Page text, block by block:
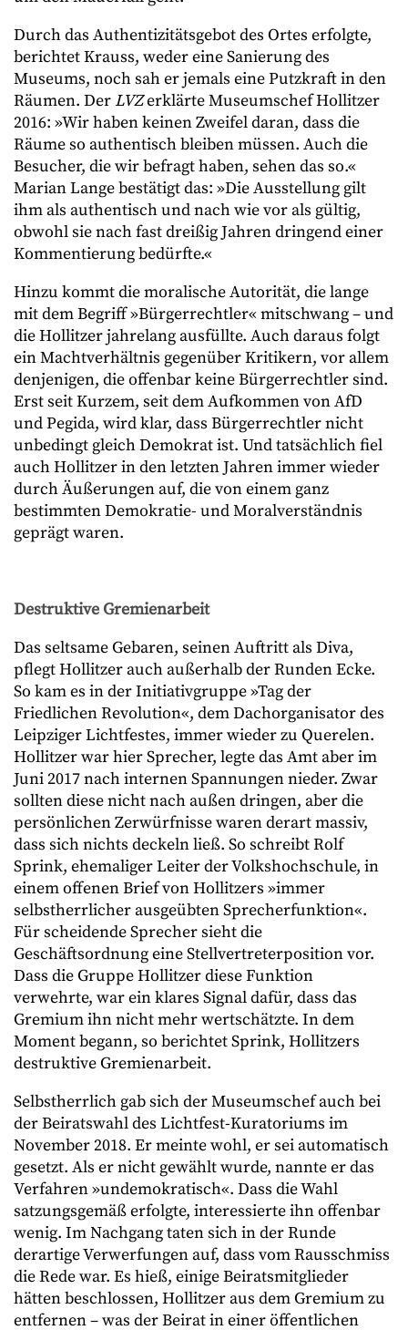
Durch das Authentizitätsgebot des Ortes erfolgte,
berichtet Krauss, weder eine Sanierung des
Museums, noch sah er jemals eine Putzkraft in den
Räumen. Der LVZerklärte Museumschef Hollitzer
2016: »Wir haben keinen Zweifel daran, dass die
Räume so authentisch bleiben müssen. Auch die
Besucher, die wir befragt haben, sehen das so.«
Marian Lange bestätigt das: »Die Ausstellung gilt
ihm als authentisch und nach wie vor als gültig,
obwohl sie nach fast dreißig Jahren dringend einer
Kommentierung bedürfte.«
Hinzu kommt die moralische Autorität, die lange
mit dem Begriff »Bürgerrechtler« mitschwang – und
die Hollitzer jahrelang ausfüllte. Auch daraus folgt
ein Machtverhältnis gegenüber Kritikern, vor allem
denjenigen, die offenbar keine Bürgerrechtler sind.
Erst seit Kurzem, seit dem Aufkommen von AfD
und Pegida, wird klar, dass Bürgerrechtler nicht
unbedingt gleich Demokrat ist. Und tatsächlich fiel
auch Hollitzer in den letzten Jahren immer wieder
durch Äußerungen auf, die von einem ganz
bestimmten Demokratie- und Moralverständnis
geprägt waren.
Destruktive Gremienarbeit
Das seltsame Gebaren, seinen Auftritt als Diva,
pflegt Hollitzer auch außerhalb der Runden Ecke.
So kam es in der Initiativgruppe »Tag der
Friedlichen Revolution«, dem Dachorganisator des
Leipziger Lichtfestes, immer wieder zu Querelen.
Hollitzer war hier Sprecher, legte das Amt aber im
Juni 2017 nach internen Spannungen nieder. Zwar
sollten diese nicht nach außen dringen, aber die
persönlichen Zerwürfnisse waren derart massiv,
dass sich nichts deckeln ließ. So schreibt Rolf
Sprink, ehemaliger Leiter der Volkshochschule, in
einem offenen Brief von Hollitzers »immer
selbstherrlicher ausgeübten Sprecherfunktion«.
Für scheidende Sprecher sieht die
Geschäftsordnung eine Stellvertreterposition vor.
Dass die Gruppe Hollitzer diese Funktion
verwehrte, war ein klares Signal dafür, dass das
Gremium ihn nicht mehr wertschätzte. In dem
Moment begann, so berichtet Sprink, Hollitzers
destruktive Gremienarbeit.
Selbstherrlich gab sich der Museumschef auch bei
der Beiratswahl des Lichtfest-Kuratoriums im
November 2018. Er meinte wohl, er sei automatisch
gesetzt. Als er nicht gewählt wurde, nannte er das
Verfahren »undemokratisch«. Dass die Wahl
satzungsgemäß erfolgte, interessierte ihn offenbar
wenig. Im Nachgang taten sich in der Runde
derartige Verwerfungen auf, dass vom Rausschmiss
die Rede war. Es hieß, einige Beiratsmitglieder
hätten beschlossen, Hollitzer aus dem Gremium zu
entfernen – was der Beirat in einer öffentlichen